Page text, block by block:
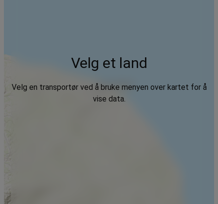
Velg et land
Velg en transportør ved å bruke menyen over kartet for å
vise data.